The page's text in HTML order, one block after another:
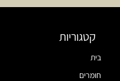
קטגוריות
בית
חומרים